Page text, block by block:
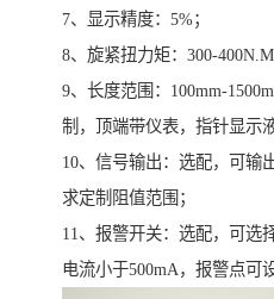
7、显示精度：5%；
8、旋紧扭力矩：300-400N.M
9、长度范围：100mm-
制，顶端带仪表，指针显示
10、信号输出：选配，可输
求定制阻值范围；
11、报警开关：选配，可选
电流小于500mA，报警点可